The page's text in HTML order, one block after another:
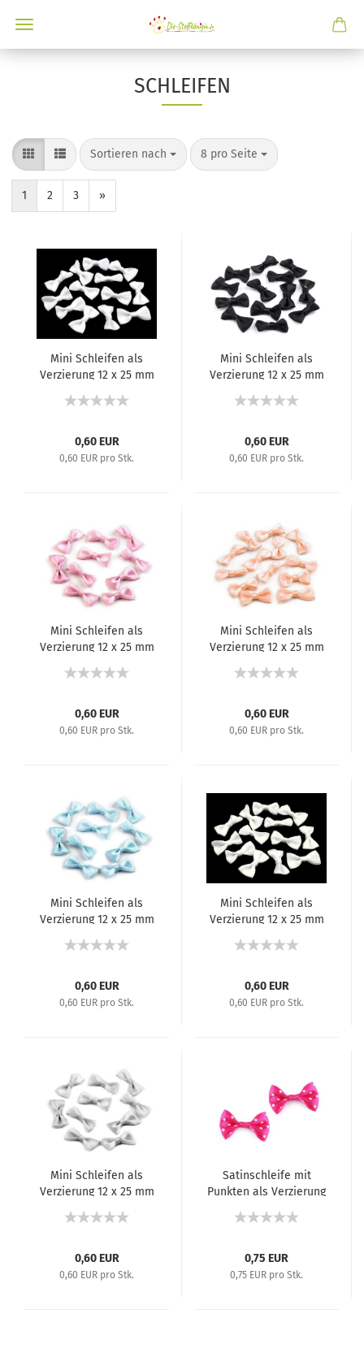
SCHLEIFEN
Sortieren nach 8 pro Seite
1 2 3 »
Mini Schleifen als
Verzierung 12 x 25 mm
0,60 EUR
0,60 EUR pro Stk.
Mini Schleifen als
Verzierung 12 x 25 mm
0,60 EUR
0,60 EUR pro Stk.
Mini Schleifen als
Verzierung 12 x 25 mm
0,60 EUR
0,60 EUR pro Stk.
Mini Schleifen als
Verzierung 12 x 25 mm
0,60 EUR
0,60 EUR pro Stk.
Mini Schleifen als
Verzierung 12 x 25 mm
0,60 EUR
0,60 EUR pro Stk.
Mini Schleifen als
Verzierung 12 x 25 mm
0,60 EUR
0,60 EUR pro Stk.
Mini Schleifen als
Verzierung 12 x 25 mm
0,60 EUR
0,60 EUR pro Stk.
Satinschleife mit
Punkten als Verzierung
0,75 EUR
0,75 EUR pro Stk.